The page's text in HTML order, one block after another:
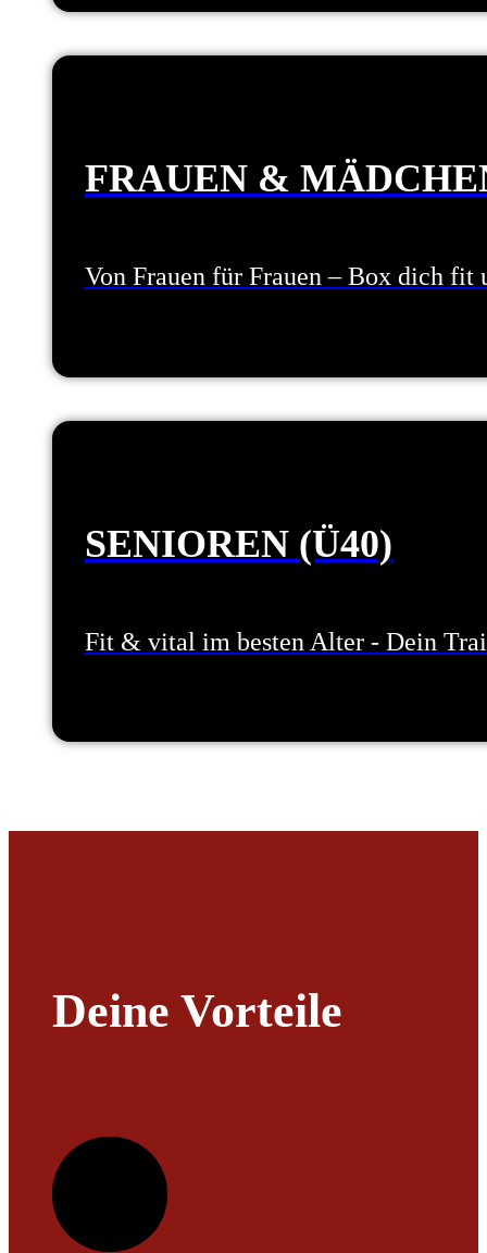
FRAUEN &
Von Frauen für Frauen – Box dich fit
SENIOREN (Ü40)
Fit & vital im besten Alter - Dein
Deine Vorteile